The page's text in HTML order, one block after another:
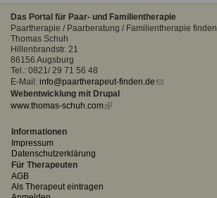
Seminare und Kurse
Fortbildungen
Passwort*
vergessen?
Anmelden
Das Portal für Paar- und Familientherapie
Paartherapie / Paarberatung / Familientherapie finden
Thomas Schuh
Hillenbrandstr. 21
86156 Augsburg
Tel.: 0821/ 29 71 56 48
E-Mail: info@paartherapeut-finden.de (link
Webentwicklung mit Drupal
www.thomas-schuh.com(link
Informationen
Impressum
Datenschutzerklärung
Für Therapeuten
AGB
Als Therapeut eintragen